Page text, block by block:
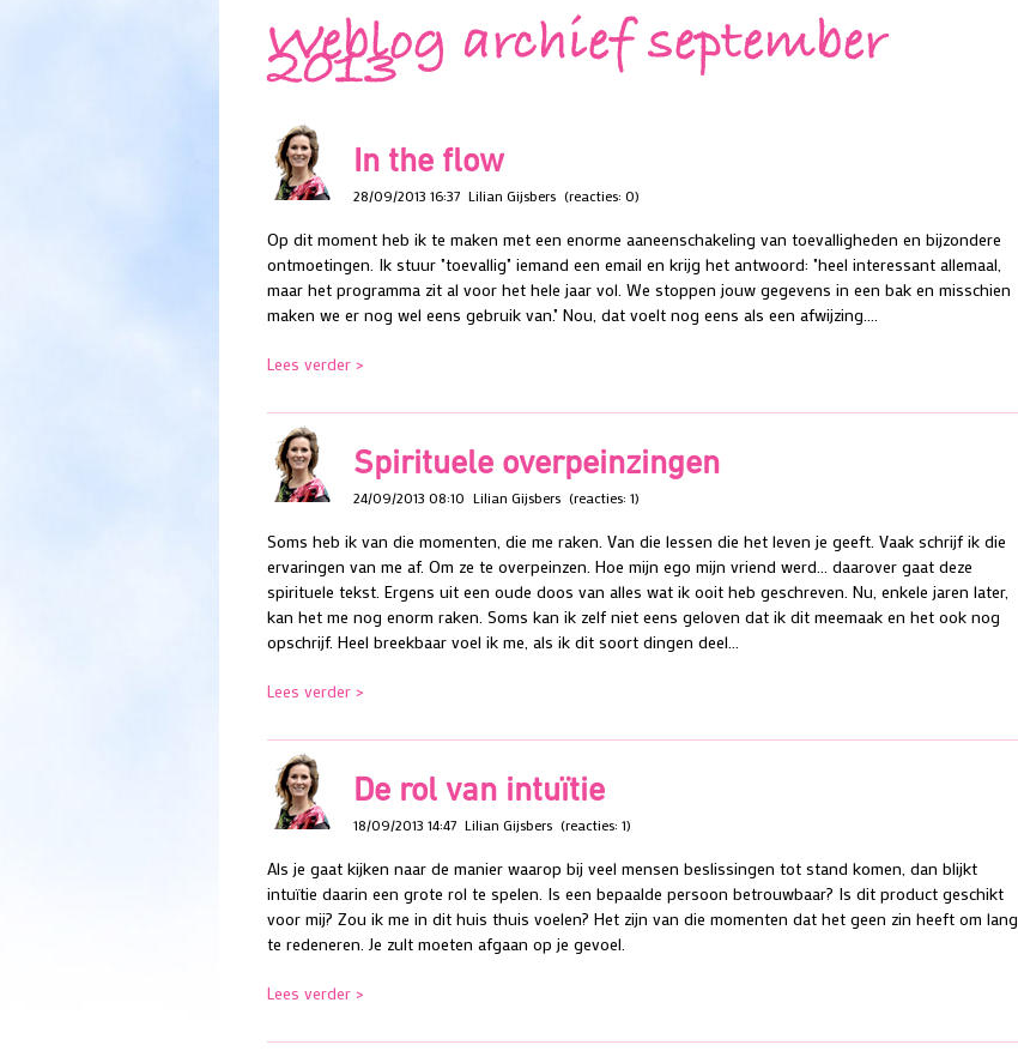
Weblog archief september
2013
In the flow
28/09/2013 16:37 Lilian Gijsbers (reacties: 0)
Op dit moment heb ik te maken met een enorme aaneenschakeling van toevalligheden en bijzondere
ontmoetingen. Ik stuur "toevallig" iemand een email en krijg het antwoord: "heel interessant allemaal,
maar het programma zit al voor het hele jaar vol. We stoppen jouw gegevens in een bak en misschien
maken we er nog wel eens gebruik van." Nou, dat voelt nog eens als een afwijzing....
Lees verder >
Spirituele overpeinzingen
24/09/2013 08:10 Lilian Gijsbers (reacties: 1)
Soms heb ik van die momenten, die me raken. Van die lessen die het leven je geeft. Vaak schrijf ik die
ervaringen van me af. Om ze te overpeinzen. Hoe mijn ego mijn vriend werd... daarover gaat deze
spirituele tekst. Ergens uit een oude doos van alles wat ik ooit heb geschreven. Nu, enkele jaren later,
kan het me nog enorm raken. Soms kan ik zelf niet eens geloven dat ik dit meemaak en het ook nog
opschrijf. Heel breekbaar voel ik me, als ik dit soort dingen deel...
Lees verder >
De rol van intuïtie
18/09/2013 14:47 Lilian Gijsbers (reacties: 1)
Als je gaat kijken naar de manier waarop bij veel mensen beslissingen tot stand komen, dan blijkt
intuïtie daarin een grote rol te spelen. Is een bepaalde persoon betrouwbaar? Is dit product geschikt
voor mij? Zou ik me in dit huis thuis voelen? Het zijn van die momenten dat het geen zin heeft om lang
te redeneren. Je zult moeten afgaan op je gevoel.
Lees verder >